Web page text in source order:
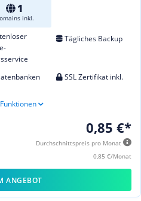
1
inkl.
Tägliches Backup
SSL Zertifikat inkl.
0,85 €*
Durchschnittspreis pro Monat
0,85 €/Monat
ANGEBOT